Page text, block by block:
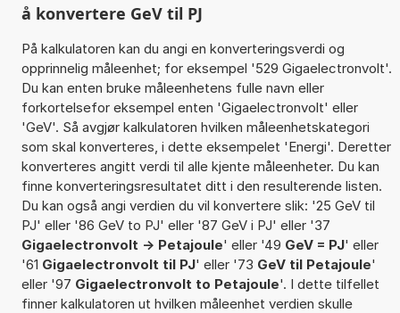
å konvertere GeV til PJ
På kalkulatoren kan du angi en konverteringsverdi og
opprinnelig måleenhet; for eksempel '529 Gigaelectronvolt'.
Du kan enten bruke måleenhetens fulle navn eller
forkortelsefor eksempel enten 'Gigaelectronvolt' eller
'GeV'. Så avgjør kalkulatoren hvilken måleenhetskategori
som skal konverteres, i dette eksempelet 'Energi'. Deretter
konverteres angitt verdi til alle kjente måleenheter. Du kan
finne konverteringsresultatet ditt i den resulterende listen.
Du kan også angi verdien du vil konvertere slik: '25 GeV til
PJ' eller '86 GeV to PJ' eller '87 GeV i PJ' eller '37
Gigaelectronvolt -> Petajoule' eller '49 GeV = PJ' eller
'61 Gigaelectronvolt til PJ' eller '73 GeV til Petajoule'
eller '97 Gigaelectronvolt to Petajoule'. I dette tilfellet
finner kalkulatoren ut hvilken måleenhet verdien skulle